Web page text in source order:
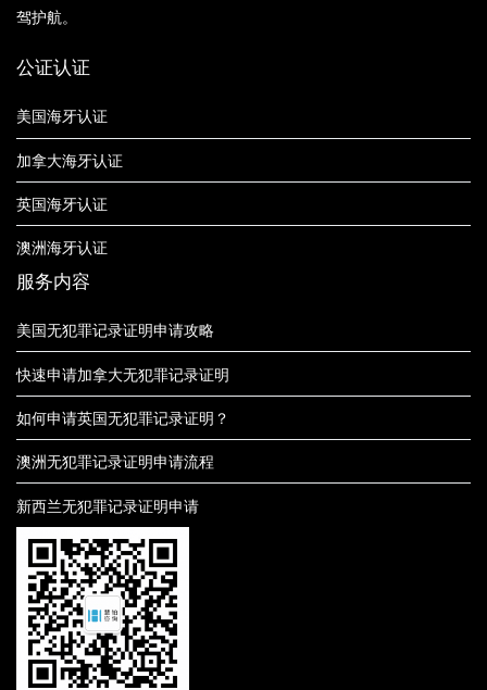
驾护航。
公证认证
美国海牙认证
加拿大海牙认证
英国海牙认证
澳洲海牙认证
服务内容
美国无犯罪记录证明申请攻略
快速申请加拿大无犯罪记录证明
如何申请英国无犯罪记录证明？
澳洲无犯罪记录证明申请流程
新西兰无犯罪记录证明申请